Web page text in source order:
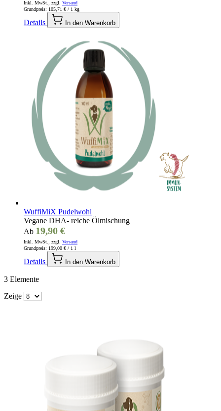
Inkl. MwSt., zzgl. Versand
Grundpreis: 105,71 € / 1 kg
Details In den Warenkorb
WuffiMiX Pudelwohl
Vegane DHA- reiche Ölmischung
Ab 19,90 €
Inkl. MwSt., zzgl. Versand
Grundpreis: 199,00 € / 1 l
Details In den Warenkorb
3 Elemente
Zeige